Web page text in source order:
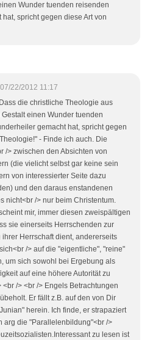
Wunder tuenden reisenden
spricht gegen diese Art von
07/22/2012 11:17
die christliche Theologie aus
einen Wunder tuenden
gemacht hat, spricht gegen
- Finde ich auch. Die
/> zwischen den Absichten von
(die vielicht selbst gar keine sein
von interessierter Seite dazu
und den daraus enstandenen
nicht<br /> nur beim Christentum.
mir, immer diesen zweispältigen
sie einerseits Herrschenden zur
ihrer Herrschaft dient, andererseits
/> auf die "eigentliche", "reine"
um sich sowohl bei Ergebung als
auf eine höhere Autorität zu
<br /> <br /> Engels Betrachtungen
Er fällt z.B. auf den von Dir
herein. Ich finde, er strapaziert
arg die "Parallelenbildung"<br />
zu lesen ist